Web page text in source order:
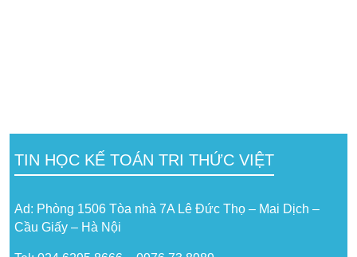
TIN HỌC KẾ TOÁN TRI THỨC VIỆT
Ad: Phòng 1506 Tòa nhà 7A Lê Đức Thọ – Mai Dịch –
Cầu Giấy – Hà Nội